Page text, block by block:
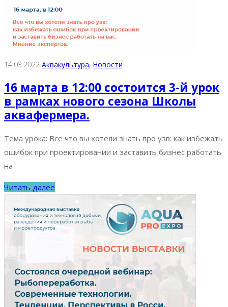
14.03.2022 Аквакультура‚ Новости
16 марта в 12:00 состоится 3-й урок
в рамках нового сезона Школы
аквафермера.
Тема урока: Все что вы хотели знать про узв: как избежать
ошибок при проектировании и заставить бизнес работать
на
Читать далее